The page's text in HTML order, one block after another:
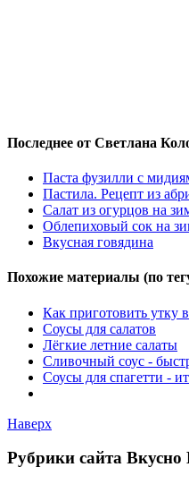
Последнее от Светлана
Паста фузилли с
Пастила. Рецепт из
Салат из огурцов на
Облепиховый сок на
Вкусная говядина
Похожие материалы (по
Как приготовить утку
Соусы для салатов
Лёгкие летние салаты
Сливочный соус -
Соусы для спагетти -
Наверх
Рубрики сайта Вкусно